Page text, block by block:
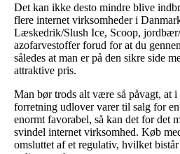
Det kan ikke desto mindre blive
flere internet virksomheder i
Læskedrik/Slush Ice, Scoop,
azofarvestoffer forud for at du
således at man er på den sikre side
attraktive pris.
Man bør trods alt være så påvagt, at
forretning udlover varer til salg for
enormt favorabel, så kan det for det
svindel internet virksomhed. Køb
omsluttet af et regulativ, hvilket